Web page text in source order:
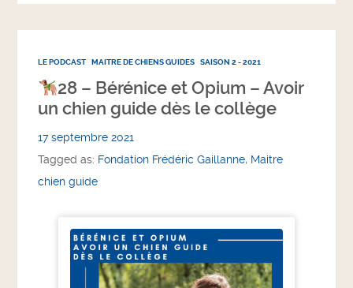
LE PODCAST MAITRE DE CHIENS GUIDES SAISON 2 - 2021
28 – Bérénice et Opium – Avoir
un chien guide dès le collège
17 septembre 2021
Tagged as: Fondation Frédéric Gaillanne, Maitre
chien guide